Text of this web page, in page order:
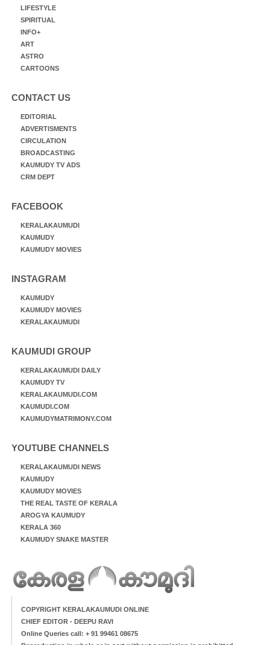
LIFESTYLE
SPIRITUAL
INFO+
ART
ASTRO
CARTOONS
CONTACT US
EDITORIAL
ADVERTISMENTS
CIRCULATION
BROADCASTING
KAUMUDY TV ADS
CRM DEPT
FACEBOOK
KERALAKAUMUDI
KAUMUDY
KAUMUDY MOVIES
INSTAGRAM
KAUMUDY
KAUMUDY MOVIES
KERALAKAUMUDI
KAUMUDI GROUP
KERALAKAUMUDI DAILY
KAUMUDY TV
KERALAKAUMUDI.COM
KAUMUDI.COM
KAUMUDYMATRIMONY.COM
YOUTUBE CHANNELS
KERALAKAUMUDI NEWS
KAUMUDY
KAUMUDY MOVIES
THE REAL TASTE OF KERALA
AROGYA KAUMUDY
KERALA 360
KAUMUDY SNAKE MASTER
COPYRIGHT KERALAKAUMUDI ONLINE
CHIEF EDITOR - DEEPU RAVI
Online Queries call: + 91 99461 08675